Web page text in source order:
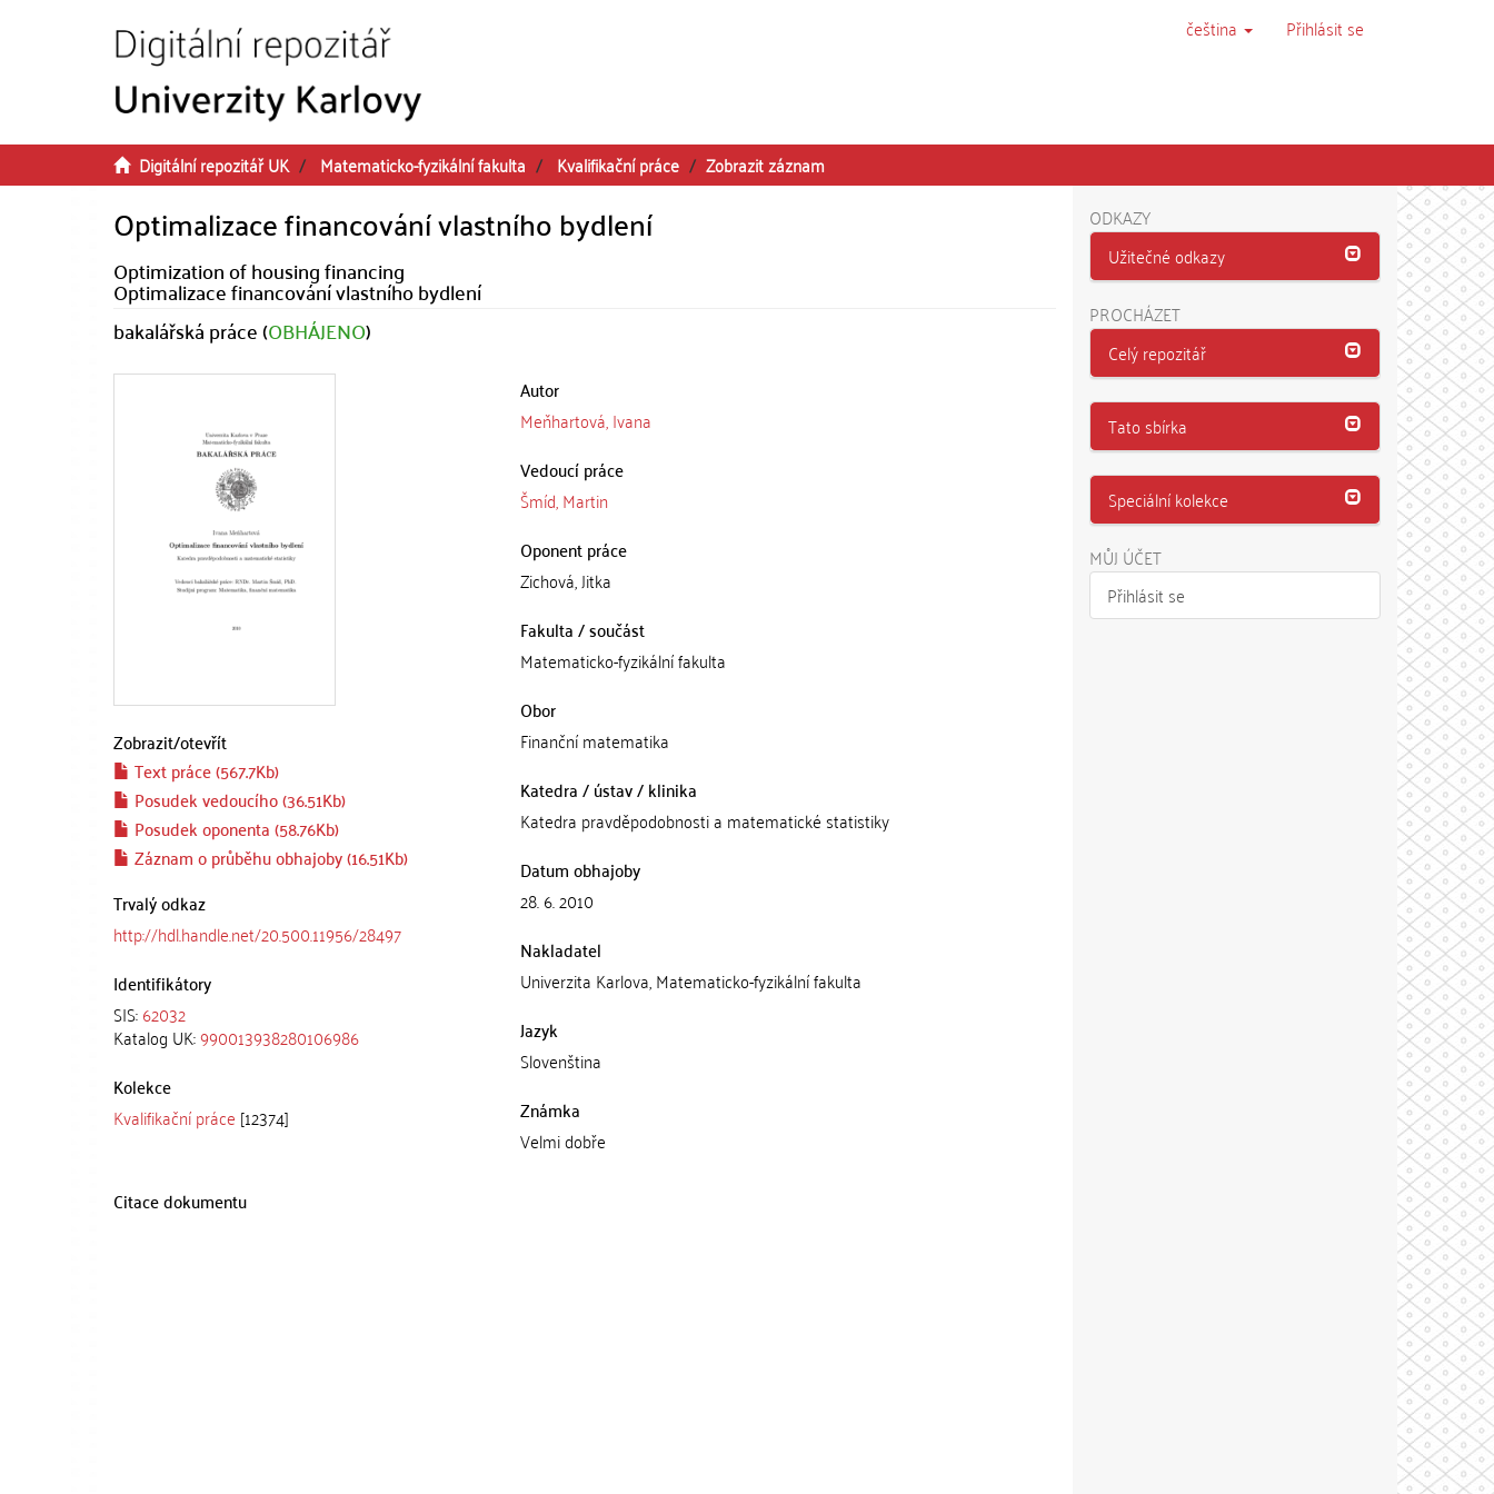
čeština Přihlásit se
Digitální repozitář UK Matematicko-fyzikální fakulta Kvalifikační práce Zobrazit záznam
Optimalizace financování vlastního bydlení
Optimization of housing financing
Optimalizace financování vlastního bydlení
bakalářská práce (OBHÁJENO)
Zobrazit/otevřít
Text práce (567.7Kb)
Posudek vedoucího (36.51Kb)
Posudek oponenta (58.76Kb)
Záznam o průběhu obhajoby (16.51Kb)
Trvalý odkaz
http://hdl.handle.net/20.500.11956/28497
Identifikátory
SIS:62032
Katalog UK:990013938280106986
Kolekce
Kvalifikační práce [12374]
Autor
Meňhartová, Ivana
Vedoucí práce
Šmíd, Martin
Oponent práce
Zichová, Jitka
Fakulta / součást
Matematicko-fyzikální fakulta
Obor
Finanční matematika
Katedra / ústav / klinika
Katedra pravděpodobnosti a matematické statistiky
Datum obhajoby
28. 6. 2010
Nakladatel
Univerzita Karlova, Matematicko-fyzikální fakulta
Jazyk
Slovenština
Známka
Velmi dobře
Citace dokumentu
ODKAZY
Užitečné odkazy
PROCHÁZET
Celý repozitář
Tato sbírka
Speciální kolekce
MŮJ ÚČET
Přihlásit se